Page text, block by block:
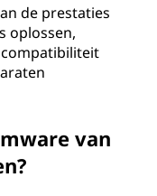
de prestaties
oplossen,
van